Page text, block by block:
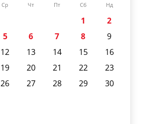
Ср Чт Пт Сб Нд
1
2
5 6 7 8
9
12 13 14 15
16
19 20 21 22
23
26 27 28 29
30